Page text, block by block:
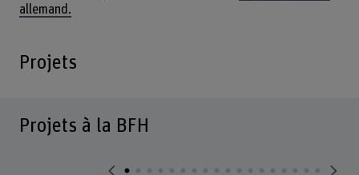
allemand.
Projets
Projets à la BFH